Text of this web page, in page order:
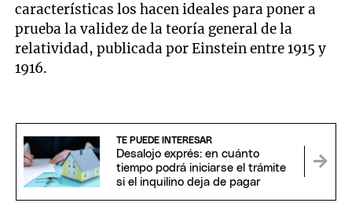
características los hacen ideales para poner a
prueba la validez de la teoría general de la
relatividad, publicada por Einstein entre 1915 y
1916.
TE PUEDE INTERESAR
Desalojo exprés: en cuánto
tiempo podrá iniciarse el trámite
si el inquilino deja de pagar